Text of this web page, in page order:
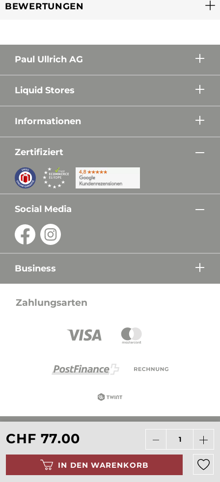
CHF 77.00
IN DEN WARENKORB
BEWERTUNGEN
Paul Ullrich AG
Liquid Stores
Informationen
Zertifiziert
Social Media
Business
Zahlungsarten
Alle Preise in CHF inkl. Mehrwertsteuer zzgl.
Versandkosten wenn nicht anders beschrieben.
AGB Datenschutz Impressum